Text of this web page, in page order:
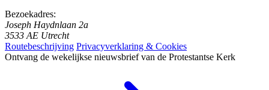
Bezoekadres:
Joseph Haydnlaan 2a
3533 AE Utrecht
Routebeschrijving Privacyverklaring & Cookies
Ontvang de wekelijkse nieuwsbrief van de Protestantse Kerk